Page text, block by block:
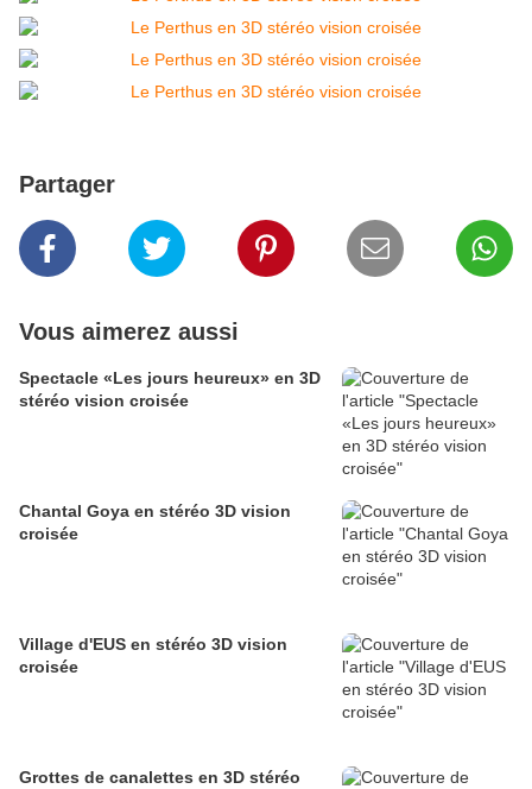
Partager
Vous aimerez aussi
Spectacle «Les jours heureux» en 3D
stéréo vision croisée
Chantal Goya en stéréo 3D vision
croisée
Village d'EUS en stéréo 3D vision
croisée
Grottes de canalettes en 3D stéréo